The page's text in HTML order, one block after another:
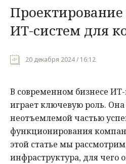
Наука
Культура
Общество
Мнения
Происшествия
Проектирование
ИТ-систем для
20 декабря 2024 / 16:12
В современном бизнесе
играет ключевую роль. Она
неотъемлемой частью
функционирования
этой статье мы
инфраструктура, для чего